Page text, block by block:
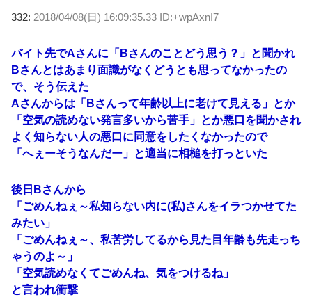
332: 2018/04/08(日) 16:09:35.33 ID:+wpAxnI7
バイト先でAさんに「Bさんのことどう思う？」と聞かれ
Bさんとはあまり面識がなくどうとも思ってなかったの
で、そう伝えた
Aさんからは「Bさんって年齢以上に老けて見える」とか
「空気の読めない発言多いから苦手」とか悪口を聞かされ
よく知らない人の悪口に同意をしたくなかったので
「へぇーそうなんだー」と適当に相槌を打っといた
後日Bさんから
「ごめんねぇ～私知らない内に(私)さんをイラつかせてた
みたい」
「ごめんねぇ～、私苦労してるから見た目年齢も先走っち
ゃうのよ～」
「空気読めなくてごめんね、気をつけるね」
と言われ衝撃